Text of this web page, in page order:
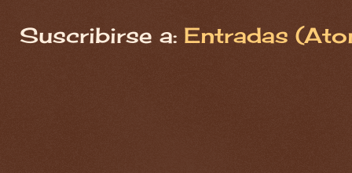
Suscribirse a: Entradas